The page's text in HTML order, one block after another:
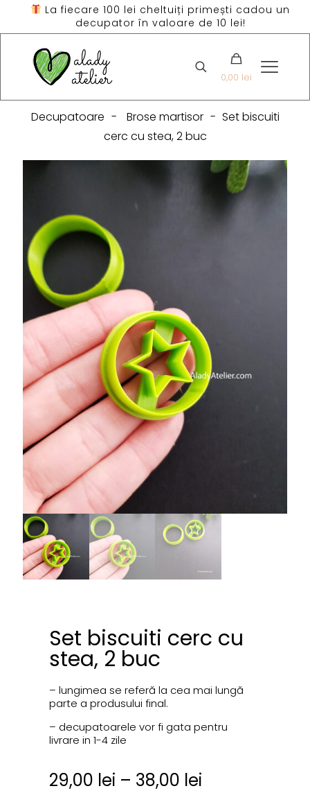
La fiecare 100 lei cheltuiți primești cadou un
decupator în valoare de 10 lei!
0,00 lei
Decupatoare - Brose martisor - Set biscuiti
cerc cu stea, 2 buc
Set biscuiti cerc cu
stea, 2 buc
– lungimea se referă la cea mai lungă
parte a produsului final.
– decupatoarele vor fi gata pentru
livrare in 1-4 zile
29,00 lei – 38,00 lei